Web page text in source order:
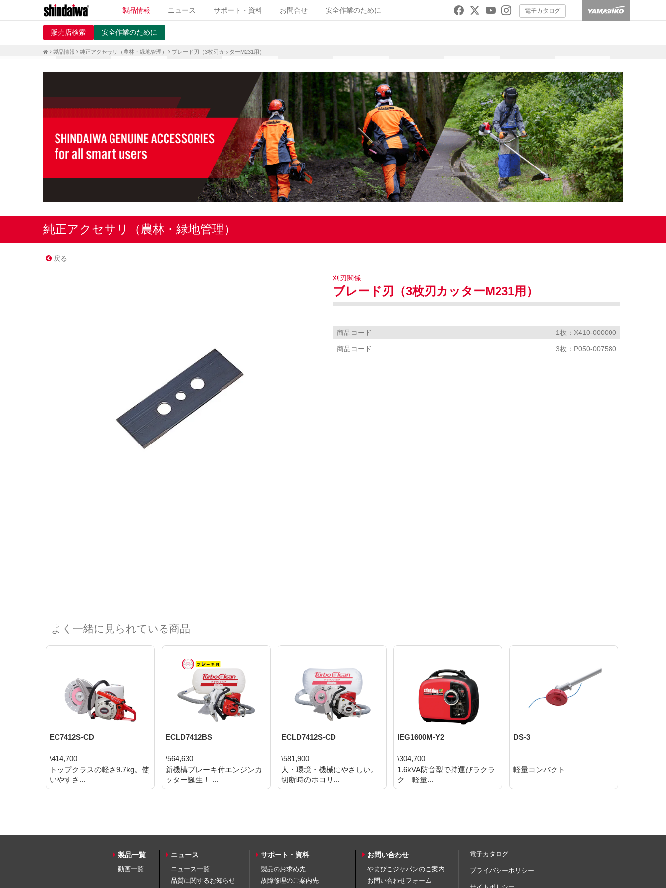
製品情報 ニュース サポート・資料 お問合せ 安全作業のために 電子カタログ
販売店検索 安全作業のために
製品情報 純正アクセサリ（農林・緑地管理） ブレード刃（3枚刃カッターM231用）
純正アクセサリ（農林・緑地管理）
戻る
刈刃関係
ブレード刃（3枚刃カッターM231用）
商品コード 1枚：X410-000000
商品コード 3枚：P050-007580
よく一緒に見られている商品
EC7412S-CD
\414,700
トップクラスの軽さ9.7kg。使
いやすさ...
ECLD7412BS
\564,630
新機構ブレーキ付エンジンカ
ッター誕生！ ...
ECLD7412S-CD
\581,900
人・環境・機械にやさしい。
切断時のホコリ...
IEG1600M-Y2
\304,700
1.6kVA防音型で持運びラクラ
ク 軽量...
DS-3
軽量コンパクト
製品一覧
動画一覧
ニュース
ニュース一覧
品質に関するお知らせ
サポート・資料
製品のお求め先
故障修理のご案内先
お問い合わせ
やまびこジャパンのご案内
お問い合わせフォーム
電子カタログ
プライバシーポリシー